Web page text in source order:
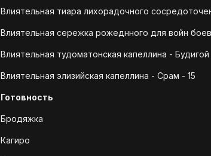
Влиятельная тиара лихорадочного
Влиятельная сережка рожеднного для войн
Влиятельная тудоматонская капеллина -
Влиятельная элизийская капеллина - Срам - 15
Готовность
Бродяжка
Кагиро